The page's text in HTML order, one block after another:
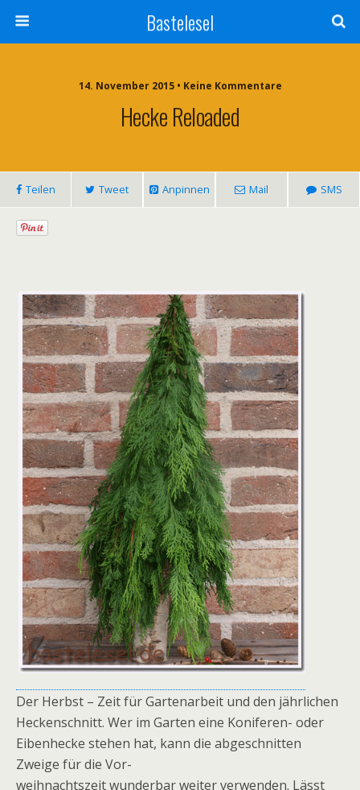
Bastelesel
14. November 2015 • Keine Kommentare
Hecke Reloaded
Teilen Tweet Anpinnen Mail SMS
Der Herbst – Zeit für Gartenarbeit und den jährlichen
Heckenschnitt. Wer im Garten eine Koniferen- oder
Eibenhecke stehen hat, kann die abgeschnitten
Zweige für die Vor-
weihnachtszeit wunderbar weiter verwenden. Lässt